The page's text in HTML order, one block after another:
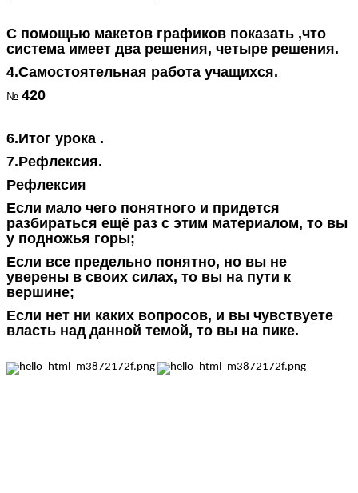
С помощью макетов графиков показать ,что
система имеет два решения, четыре решения.
4.Самостоятельная работа учащихся.
№ 420
6.Итог урока .
7.Рефлексия.
Рефлексия
Если мало чего понятного и придется
разбираться ещё раз с этим материалом, то вы
у подножья горы;
Если все предельно понятно, но вы не
уверены в своих силах, то вы на пути к
вершине;
Если нет ни каких вопросов, и вы чувствуете
власть над данной темой, то вы на пике.